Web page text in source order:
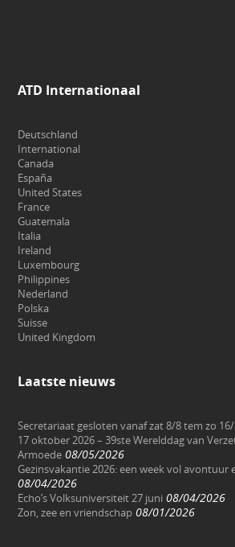
ATD Internationaal
Deutschland
International
Canada
España
United States
France
Guatemala
Italia
Ireland
Luxembourg
Philippines
Nederland
Polska
Suisse
United Kingdom
Laatste nieuws
Secretariaat gesloten vanaf zat 8/8 tem zo
17 oktober 2026 – 39ste Werelddag van
Armoede 08/05/2026
Gezinsvakantie 2026: een week vol avontuur
08/04/2026
Echo’s Volksuniversiteit 27 juni 08/04/2026
Zon, zee en vriendschap 08/01/2026